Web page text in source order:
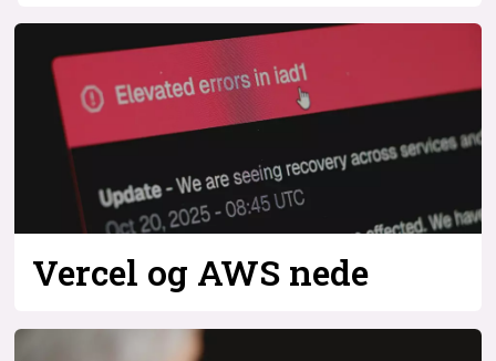
Vercel og AWS nede